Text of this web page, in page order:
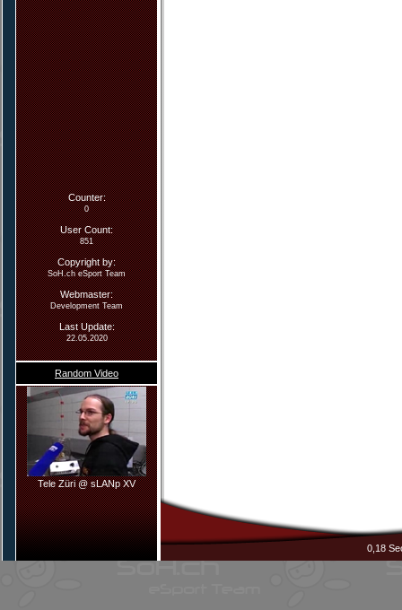
Counter:
0
User Count:
851
Copyright by:
SoH.ch eSport Team
Webmaster:
Development Team
Last Update:
22.05.2020
Random Video
Tele Züri @ sLANp XV
0,18